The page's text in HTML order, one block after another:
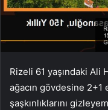
Rizeli 61 yaşındaki Ali
ağacın gövdesine 2+1
şaşkınlıklarını